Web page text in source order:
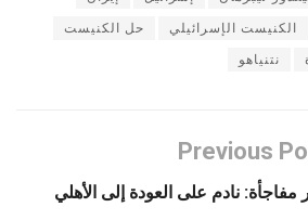
الكنيست الإسرائيلي حل الكنيست
نتنياهو
Previous
نادم على العودة إلى الأهلي